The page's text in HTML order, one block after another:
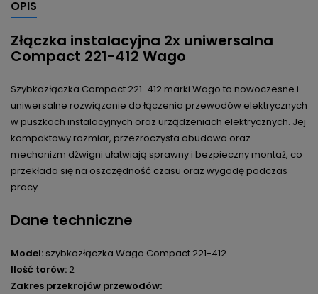
OPIS
Złączka instalacyjna 2x uniwersalna
Compact 221-412 Wago
Szybkozłączka Compact 221-412 marki Wago to nowoczesne i
uniwersalne rozwiązanie do łączenia przewodów elektrycznych
w puszkach instalacyjnych oraz urządzeniach elektrycznych. Jej
kompaktowy rozmiar, przezroczysta obudowa oraz
mechanizm dźwigni ułatwiają sprawny i bezpieczny montaż, co
przekłada się na oszczędność czasu oraz wygodę podczas
pracy.
Dane techniczne
Model: szybkozłączka Wago Compact 221-412
Ilość torów: 2
Zakres przekrojów przewodów: